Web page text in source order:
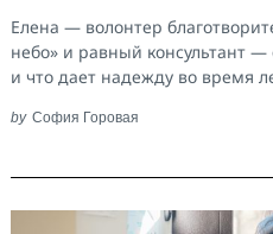
Елена — волонтер
небо» и равный консультант
и что дает надежду во время
by София Горовая